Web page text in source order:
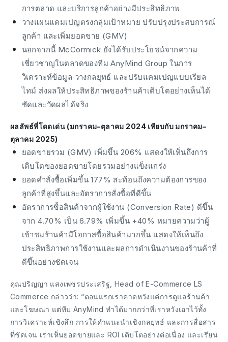
การตลาด และบริการลูกค้าอย่างมีประสิทธิภาพ
วางแผนแคมเปญตรงกลุ่มเป้าหมาย ปรับปรุงประสบการณ์
ลูกค้า และเพิ่มยอดขาย (GMV)
นอกจากนี้ McCormick ยังได้รับประโยชน์จากความ
เชี่ยวชาญในตลาดของทีม AnyMind Group ในการ
วิเคราะห์ข้อมูล วางกลยุทธ์ และปรับแคมเปญแบบเรียล
ไทม์ ส่งผลให้ประสิทธิภาพของร้านค้าเติบโตอย่างเห็นได้
ชัดและวัดผลได้จริง
ผลลัพธ์ที่โดดเด่น (มกราคม–ตุลาคม 2024 เทียบกับ มกราคม–
ตุลาคม 2025)
ยอดขายรวม (GMV) เพิ่มขึ้น 206% แสดงให้เห็นถึงการ
เติบโตของยอดขายโดยรวมอย่างแข็งแกร่ง
ยอดคำสั่งซื้อเพิ่มขึ้น 177% สะท้อนถึงความต้องการของ
ลูกค้าที่สูงขึ้นและอัตราการสั่งซื้อที่ดีขึ้น
อัตราการซื้อสินค้าจากผู้ใช้งาน (Conversion Rate) ดีขึ้น
จาก 4.70% เป็น 6.79% เพิ่มขึ้น +40% หมายความว่าผู้
เข้าชมร้านค้ามีโอกาสซื้อสินค้ามากขึ้น แสดงให้เห็นถึง
ประสิทธิภาพการใช้งานและผลการดำเนินงานของร้านค้าที่
ดีขึ้นอย่างชัดเจน
คุณปริญญา แสงเพชรประเสริฐ, Head of E-Commerce LS
Commerce กล่าวว่า: “ตอนแรกเราคาดหวังแค่การดูแลร้านค้า
และโฆษณา แต่ทีม AnyMind ทำได้มากกว่าที่เราหวังเอาไว้ทั้ง
การวิเคราะห์เชิงลึก การให้คำแนะนำเชิงกลยุทธ์ และการสื่อสาร
ที่ชัดเจน เราเห็นยอดขายและ ROI เติบโตอย่างต่อเนื่อง และเรียน